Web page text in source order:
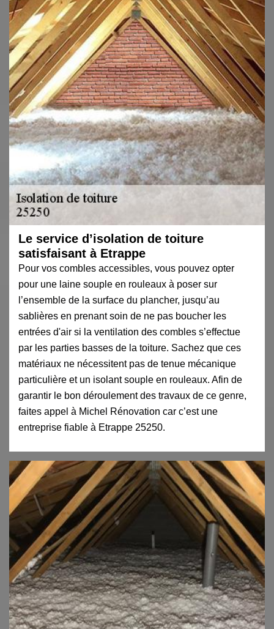
Le service d’isolation de toiture
satisfaisant à Etrappe
Pour vos combles accessibles, vous pouvez opter
pour une laine souple en rouleaux à poser sur
l’ensemble de la surface du plancher, jusqu’au
sablières en prenant soin de ne pas boucher les
entrées d'air si la ventilation des combles s’effectue
par les parties basses de la toiture. Sachez que ces
matériaux ne nécessitent pas de tenue mécanique
particulière et un isolant souple en rouleaux. Afin de
garantir le bon déroulement des travaux de ce genre,
faites appel à Michel Rénovation car c’est une
entreprise fiable à Etrappe 25250.